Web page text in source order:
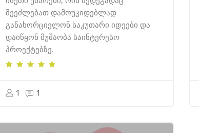
შეეძლებათ დამოუკიდებლად
განახორციელონ საკუთარი იდეები და
დაიწყონ მუშაობა საინტერესო
პროექტებზე.
1 1